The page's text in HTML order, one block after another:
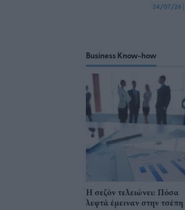
24/07/26 |
Business Know-how
Η σεζόν τελειώνει: Πόσα
λεφτά έμειναν στην τσέπη